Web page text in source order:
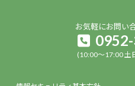
お気軽にお問い
(10:00～17:00 土